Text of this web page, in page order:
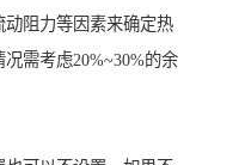
阻力等因素来确定热
需考虑20%~30%的余